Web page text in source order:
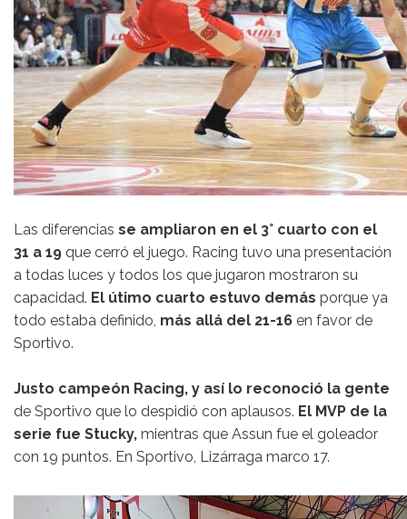
Las diferencias se ampliaron en el 3° cuarto con el
31 a 19 que cerró el juego. Racing tuvo una presentación
a todas luces y todos los que jugaron mostraron su
capacidad. El útimo cuarto estuvo demás porque ya
todo estaba definido, más allá del 21-16 en favor de
Sportivo.
Justo campeón Racing, y así lo reconoció la gente
de Sportivo que lo despidió con aplausos. El MVP de la
serie fue Stucky, mientras que Assun fue el goleador
con 19 puntos. En Sportivo, Lizárraga marco 17.